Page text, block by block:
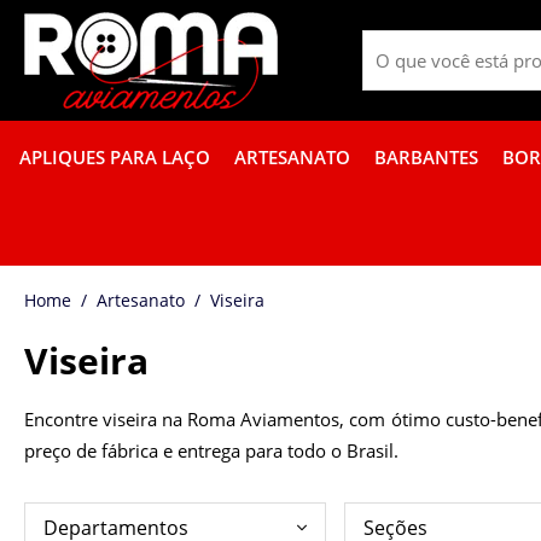
APLIQUES PARA LAÇO ARTESANATO BARBANTES
Artesanato Viseira
Viseira
Encontre viseira na Roma Aviamentos, com ótimo custo-
preço de fábrica e entrega para todo o Brasil.